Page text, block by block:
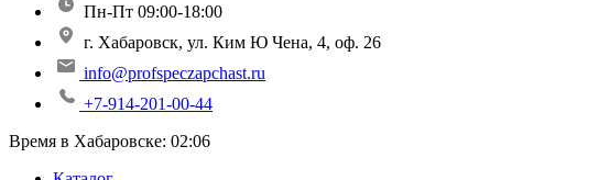
Пн-Пт 09:00-18:00
г. Хабаровск, ул. Ким Ю Чена, 4, оф. 26
info@profspeczapchast.ru
+7-914-201-00-44
Время в Хабаровске: 02:06